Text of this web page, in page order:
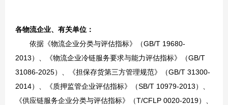
各物流企业、有关单位：
依据《物流企业分类与评估指标》（GB/T 19680-
2013）、《物流企业冷链服务要求与能力评估指标》（GB/T
31086-2025）、《担保存货第三方管理规范》（GB/T 31300-
2014）、《质押监管企业评估指标》（SB/T 10979-2013）、
《供应链服务企业分类与评估指标》（T/CFLP 0020-2019）、